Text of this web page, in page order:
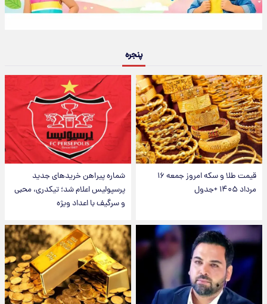
پنجره
قیمت طلا و سکه امروز جمعه ۱۶
مرداد ۱۴۰۵ +جدول
شماره پیراهن خریدهای جدید
پرسپولیس اعلام شد؛ تیکدری، محبی
و سرگیف با اعداد ویژه